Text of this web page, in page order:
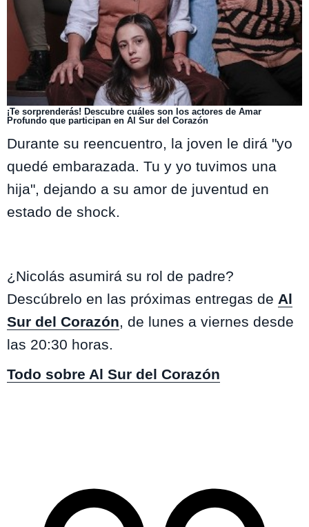
¡Te sorprenderás! Descubre cuáles son los actores de Amar
Profundo que participan en Al Sur del Corazón
Durante su reencuentro, la joven le dirá "yo
quedé embarazada. Tu y yo tuvimos una
hija", dejando a su amor de juventud en
estado de shock.
¿Nicolás asumirá su rol de padre?
Descúbrelo en las próximas entregas de Al
Sur del Corazón, de lunes a viernes desde
las 20:30 horas.
Todo sobre Al Sur del Corazón